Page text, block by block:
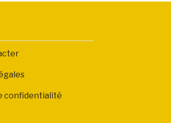
confidentialité